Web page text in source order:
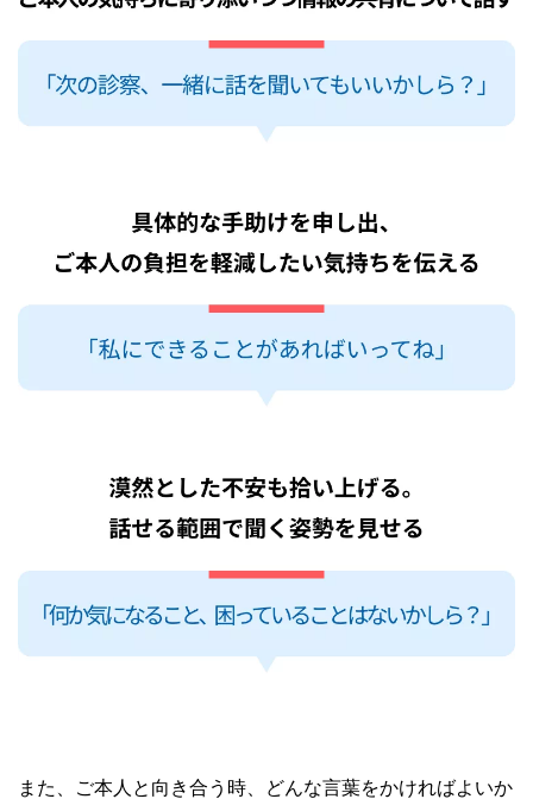
また、ご本人と向き合う時、どんな言葉をかければよいか